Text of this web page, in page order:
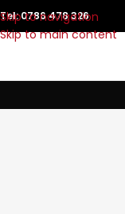
Skip to navigation
Skip to main content
Tel:0786 478 326